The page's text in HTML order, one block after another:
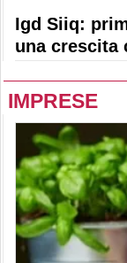
Igd Siiq:
una crescita
IMPRESE